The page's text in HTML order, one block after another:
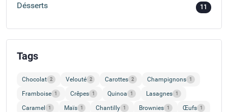
Désserts 11
Tags
Chocolat 2 Velouté 2 Carottes 2 Champignons 1
Framboise 1 Crêpes 1 Quinoa 1 Lasagnes 1
Caramel 1 Maïs 1 Chantilly 1 Brownies 1 Œufs 1